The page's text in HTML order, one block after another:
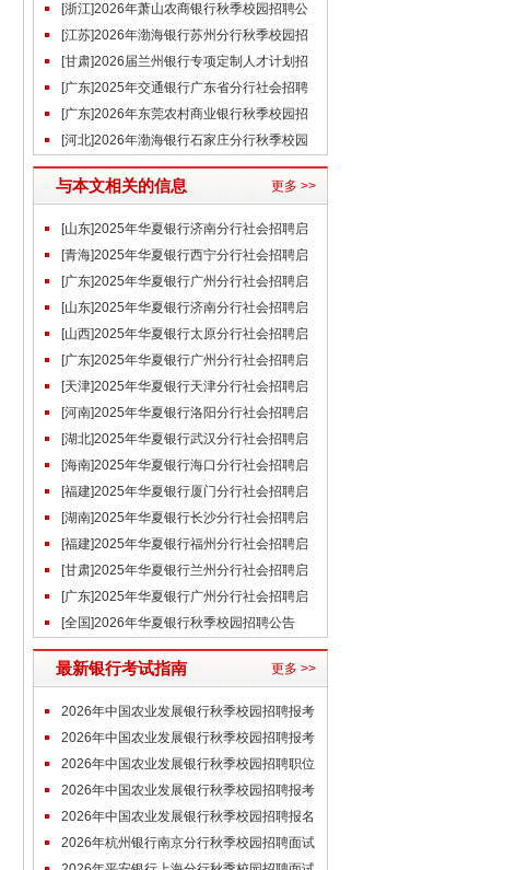
聘公告[浙江]2026年萧山农商银行秋季校园招聘公
告
[江苏]2026年渤海银行苏州分行秋季校园招
聘公告[甘肃]2026届兰州银行专项定制人才计划招
聘公告[广东]2025年交通银行广东省分行社会招聘
启事（9.30）
[广东]2026年东莞农村商业银行秋季校园招
聘公告[河北]2026年渤海银行石家庄分行秋季校园
招聘公告
与本文相关的信息 更多 >>
[山东]2025年华夏银行济南分行社会招聘启
事（10.10）
[青海]2025年华夏银行西宁分行社会招聘启
事（9.25）
[广东]2025年华夏银行广州分行社会招聘启
事（9.22）
[山东]2025年华夏银行济南分行社会招聘启
事（9.20）
[山西]2025年华夏银行太原分行社会招聘启
事（9.18）
[广东]2025年华夏银行广州分行社会招聘启
事（9.18）
[天津]2025年华夏银行天津分行社会招聘启
事（9.17）
[河南]2025年华夏银行洛阳分行社会招聘启
事（9.13）
[湖北]2025年华夏银行武汉分行社会招聘启
事（9.13）
[海南]2025年华夏银行海口分行社会招聘启
事（9.13）
[福建]2025年华夏银行厦门分行社会招聘启
事（9.13）
[湖南]2025年华夏银行长沙分行社会招聘启
事（9.13）
[福建]2025年华夏银行福州分行社会招聘启
事（9.13）
[甘肃]2025年华夏银行兰州分行社会招聘启
事（9.13）
[广东]2025年华夏银行广州分行社会招聘启
事（9.13）
[全国]2026年华夏银行秋季校园招聘公告
最新银行考试指南 更多 >>
2026年中国农业发展银行秋季校园招聘报考
条件(已发布)
2026年中国农业发展银行秋季校园招聘报考
专业(已发布)
2026年中国农业发展银行秋季校园招聘职位
表(已发布)
2026年中国农业发展银行秋季校园招聘报考
流程(已发布)
2026年中国农业发展银行秋季校园招聘报名
时间(已发布)
2026年杭州银行南京分行秋季校园招聘面试